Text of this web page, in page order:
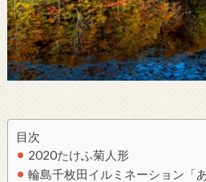
目次
2020たけふ菊人形
輪島千枚田イルミネーション「